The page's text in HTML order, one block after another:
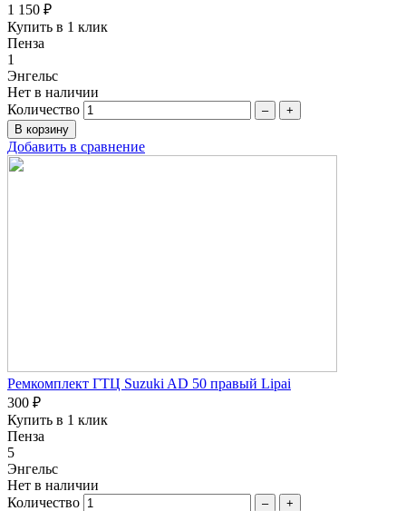
1 150 ₽
Купить в 1 клик
Пенза
1
Энгельс
Нет в наличии
Количество
– +
Добавить в сравнение
Ремкомплект ГТЦ Suzuki AD 50 правый Lipai
300 ₽
Купить в 1 клик
Пенза
5
Энгельс
Нет в наличии
Количество
– +